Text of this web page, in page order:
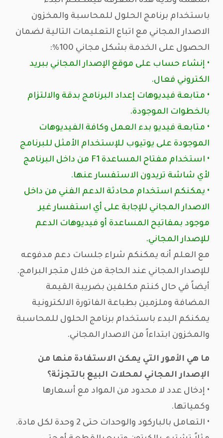
باستخدام برنامج الحلول للمحاسبة والمخزون
الاصدار المجاني مع اتباع التعليمات التالية لضمان
الحصول على الخدمة بشكل مجاني 100%:
• إنشاء حساب على موقع الإصدار المجاني ببريد
الكتروني فعال.
• متابعة فيديوهات إعداد البرنامج بدقة والالتزام
بالخطوات الموجودة.
• متابعة فيديو بدء العمل وكافة الفيديوهات
الموجودة على يوتيوب للإستخدام الأمثل للبرنامج
• استخدام مفتاح المساعدة F1 من داخل البرنامج
لأي شاشة تريدون الاستفسار عنها.
• يمكنكم استخدام محادثة الدعم الفني من داخل
الاصدار المجاني للإجابة على أي استفسار غير
موجود بمفاتيح المساعدة أو فيديوهات الدعم
للإصدار المجاني.
مع العلم أنه يمكنكم شراء جلسات دعم مدفوعه
للإصدار المجاني عند الحاجة من خلال متجر البرامج.
أيضاً في حال كنتم مكلفين بضريبة القيمة
المضافة وملزمين بطباعة الفاتورة الالكترونية
يمكنكم البدء باستخدام برنامج الحلول للمحاسبة
والمخزون ابتداءاً من الاصدار المجاني.
ما هي الأمور التي يمكن الاستفادة منها من
الإصدار المجاني لمحلات البيع بالتجزئة؟
• إدخال عدد لا محدود من المواد مع أسعارها
وكمياتها.
• التعامل بالباركود والوحدات حتى 2 وحدة لكل مادة.